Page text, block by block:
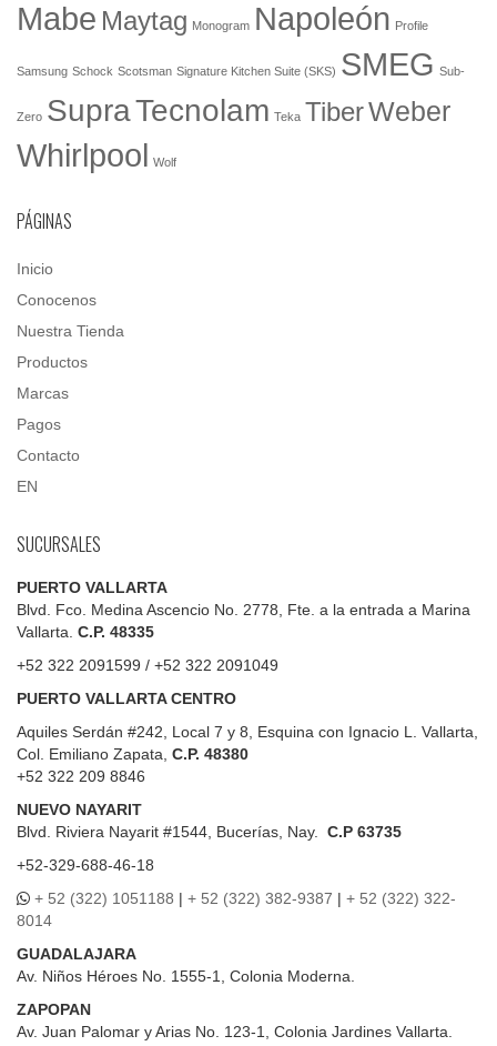
Mabe Maytag Monogram Napoleón Profile
Samsung Schock Scotsman Signature Kitchen Suite (SKS) SMEG Sub-
Zero SupraTecnolam Teka TiberWeber
Whirlpool Wolf
PÁGINAS
Inicio
Conocenos
Nuestra Tienda
Productos
Marcas
Pagos
Contacto
EN
SUCURSALES
PUERTO VALLARTA
Blvd. Fco. Medina Ascencio No. 2778, Fte. a la entrada a Marina
Vallarta. C.P. 48335
+52 322 2091599 / +52 322 2091049
PUERTO VALLARTA CENTRO
Aquiles Serdán #242, Local 7 y 8, Esquina con Ignacio L. Vallarta,
Col. Emiliano Zapata, C.P. 48380
+52 322 209 8846
NUEVO NAYARIT
Blvd.
Riviera Nayarit #1544, Bucerías, Nay. C.P 63735
+52-329-688-46-18
+ 52 (322) 1051188 | + 52 (322) 382-9387 | + 52 (322) 322-
8014
GUADALAJARA
Av. Niños Héroes No. 1555-1, Colonia Moderna.
ZAPOPAN
Av. Juan Palomar y Arias No. 123-1, Colonia Jardines Vallarta.